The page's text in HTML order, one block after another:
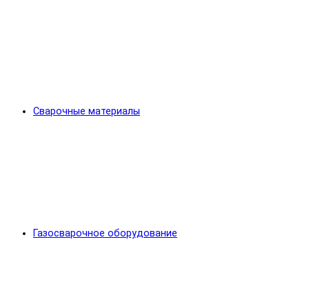
Сварочные материалы
Газосварочное оборудование